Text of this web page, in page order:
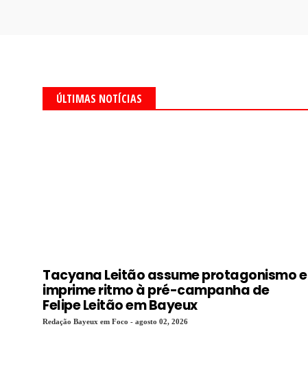
ÚLTIMAS NOTÍCIAS
Tacyana Leitão assume protagonismo e
imprime ritmo à pré-campanha de
Felipe Leitão em Bayeux
Redação Bayeux em Foco - agosto 02, 2026